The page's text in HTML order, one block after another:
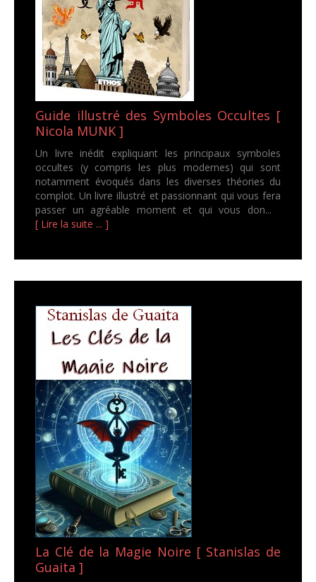
Guide illustré des Symboles Occultes [
Nicola MUNK ]
Un livre inédit expliquant les principaux symboles
occultes (y compris les plus modernes) qui sont
notamment évoqués dans les diverses théories du
complot. Un livre illustré et passionnant qui vous fera
passer un agréable moment et qui vous don...
[ Lire la suite ... ]
La Clé de la Magie Noire [ Stanislas de
Guaita ]